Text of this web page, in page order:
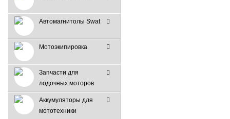
Автомагнитолы Swat
Мотоэкипировка
Запчасти для
лодочных моторов
Аккумуляторы для
мототехники